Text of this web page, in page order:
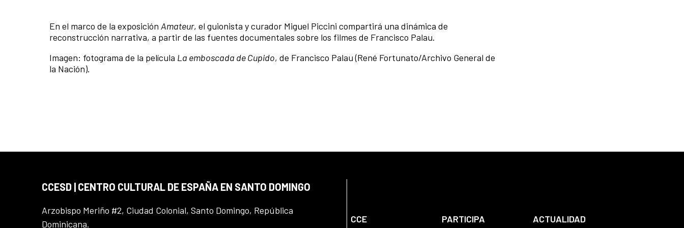
En el marco de la exposición Amateur, el guionista y curador Miguel Piccini compartirá una dinámica de
reconstrucción narrativa, a partir de las fuentes documentales sobre los filmes de Francisco Palau.
Imagen: fotograma de la película La emboscada de Cupido, de Francisco Palau (René Fortunato/Archivo General de
la Nación).
CCESD | CENTRO CULTURAL DE ESPAÑA EN SANTO DOMINGO
Arzobispo Meriño #2, Ciudad Colonial, Santo Domingo, República
Dominicana.
CCE PARTICIPA
ACTUALIDAD